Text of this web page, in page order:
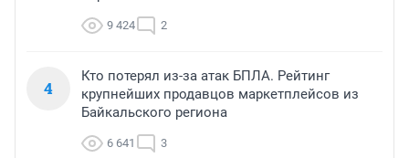
9 424 2
4
Кто потерял из-за атак БПЛА. Рейтинг
крупнейших продавцов маркетплейсов из
Байкальского региона
6 641 3